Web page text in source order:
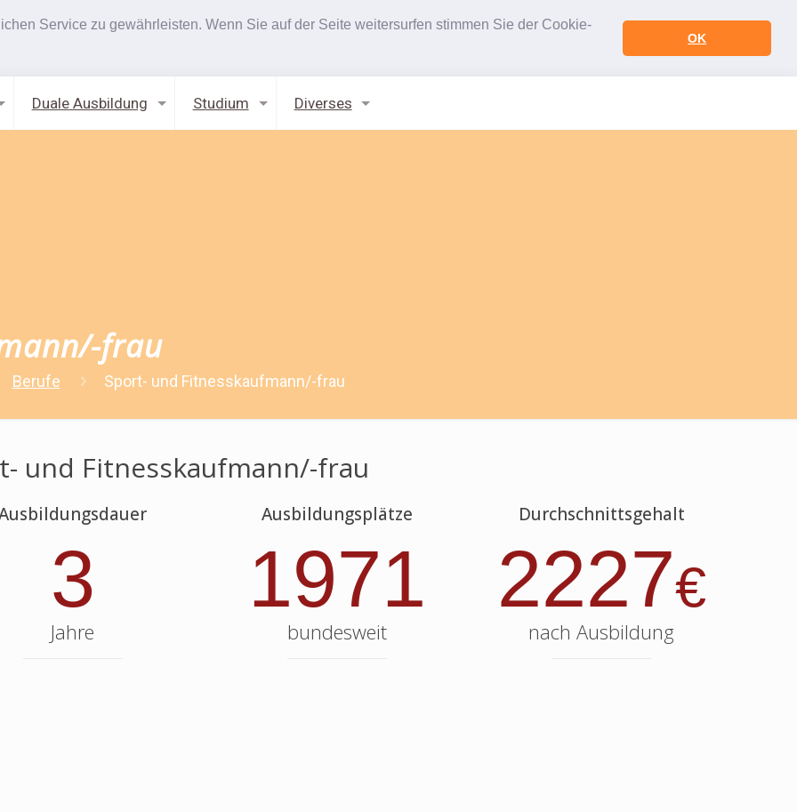
Service zu gewährleisten. Wenn Sie auf der Seite weitersurfen stimmen Sie der Cookie-
OK
Duale Ausbildung Studium Diverses
frau
Berufe Sport- und Fitnesskaufmann/-frau
und Fitnesskaufmann/-frau
3
Jahre
Ausbildungsplätze
1971
bundesweit
Durchschnittsgehalt
2227€
nach Ausbildung